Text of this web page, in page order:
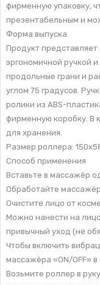
фирменную упаковку,
презентабельным и
Форма выпуска
Продукт
эргономичной ручкой
продольные грани и
углом 75 градусов.
ролики из ABS-
фирменную коробку. В
для хранения.
Размер роллера:
Способ применения
Вставьте в массажёр
Обработайте
Очистите лицо от
Можно нанести на
привычный уход (не
Чтобы включить
массажёра «ON/OFF» в
Возьмите роллер в